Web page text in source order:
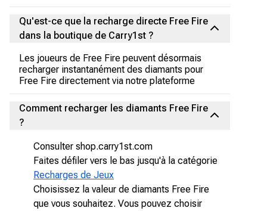
Qu'est-ce que la recharge directe Free Fire
dans la boutique de Carry1st ?
Les joueurs de Free Fire peuvent désormais
recharger instantanément des diamants pour
Free Fire directement via notre plateforme
Comment recharger les diamants Free Fire
?
Consulter shop.carry1st.com
Faites défiler vers le bas jusqu'à la catégorie
Recharges de Jeux
Choisissez la valeur de diamants Free Fire
que vous souhaitez. Vous pouvez choisir